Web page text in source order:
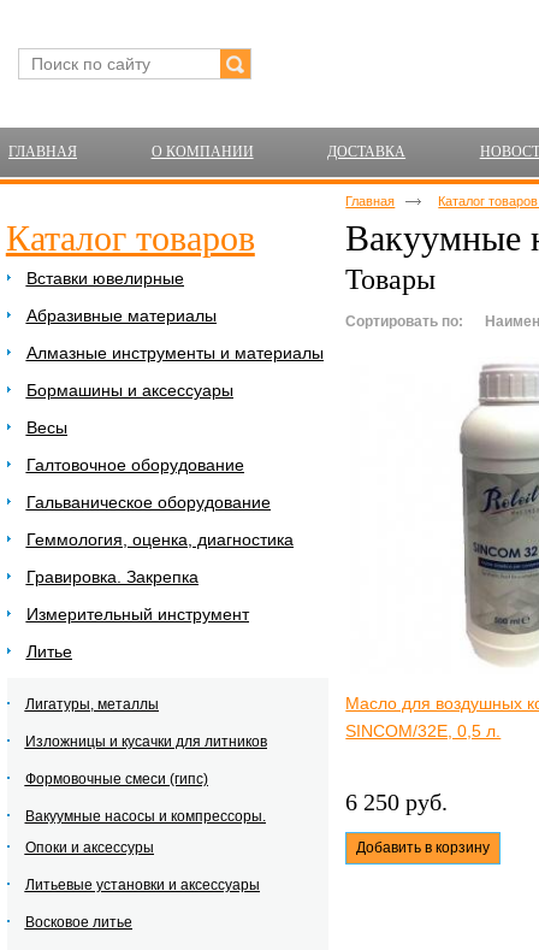
ГЛАВНАЯ О КОМПАНИИ ДОСТАВКА
Каталог товаров
Вставки ювелирные
Абразивные материалы
Алмазные инструменты и материалы
Бормашины и аксессуары
Весы
Галтовочное оборудование
Гальваническое оборудование
Геммология, оценка, диагностика
Гравировка. Закрепка
Измерительный инструмент
Литье
Лигатуры, металлы
Изложницы и кусачки для литников
Формовочные смеси (гипс)
Вакуумные насосы и компрессоры.
Опоки и аксессуры
Литьевые установки и аксессуары
Восковое литье
Главная Каталог
Вакуумные
Товары
Сортировать по:
Масло для воздушных
SINCOM/32E, 0,5 л.
6 250 руб.
Добавить в корзину